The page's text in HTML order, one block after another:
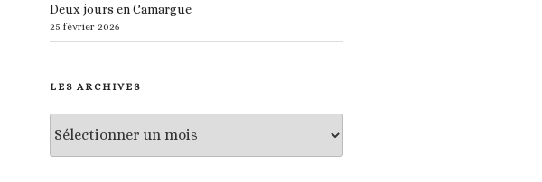
Deux jours en Camargue
25 février 2026
LES ARCHIVES
archives